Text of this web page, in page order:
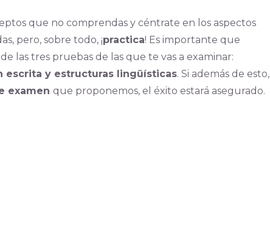
que no comprendas y céntrate en los aspectos
pero, sobre todo, ¡practica! Es importante que
las tres pruebas de las que te vas a examinar:
escrita y estructuras lingüísticas. Si además de esto,
examen que proponemos, el éxito estará asegurado.